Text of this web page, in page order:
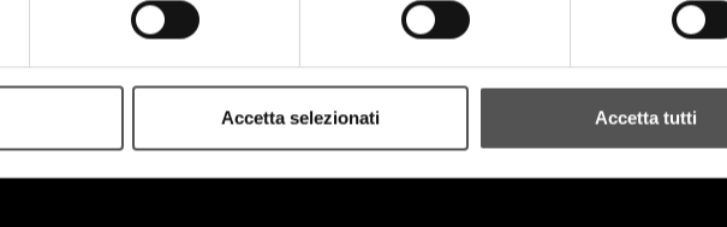
Accetta selezionati Accetta tutti